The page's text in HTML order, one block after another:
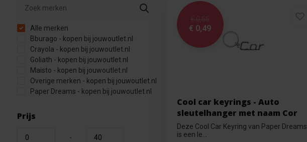
Alle merken
Bburago - kopen bij jouwoutlet.nl
Crayola - kopen bij jouwoutlet.nl
Goliath - kopen bij jouwoutlet.nl
Maisto - kopen bij jouwoutlet.nl
Overige merken - kopen bij jouwoutlet.nl
Paper Dreams - kopen bij jouwoutlet.nl
Prijs
-
€ 0,55
€ 0,49
Cool car keyrings - Auto
sleutelhanger met naam Cor
Deze Cool Car Keyring van Paper Dreams
is een le...